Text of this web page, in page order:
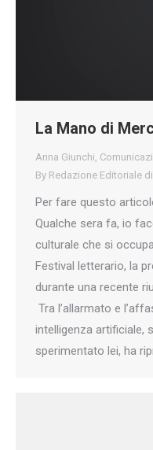
La Mano di
Anna Giunchi
By Redazione Editoriale
Per fare questo
Qualche sera fa, io
culturale che si
Festival letterario, la
durante una recente
Tra l’allarmato e
intelligenza artificiale,
sperimentato lei, ha